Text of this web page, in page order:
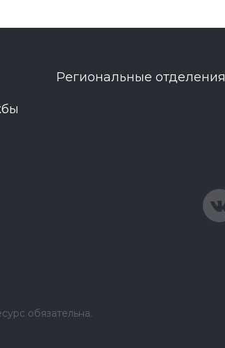
Региональные отделения
обязательна.